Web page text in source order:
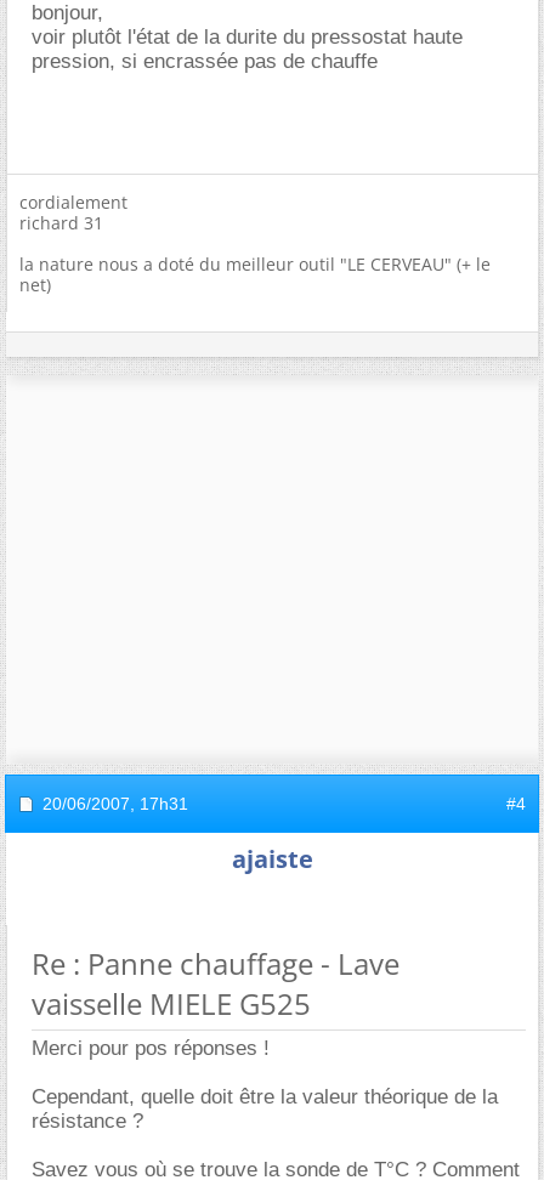
bonjour,
voir plutôt l'état de la durite du pressostat haute
pression, si encrassée pas de chauffe
cordialement
richard 31
la nature nous a doté du meilleur outil "LE CERVEAU" (+ le
net)
20/06/2007, 17h31 #4
ajaiste
Re : Panne chauffage - Lave
vaisselle MIELE G525
Merci pour pos réponses !
Cependant, quelle doit être la valeur théorique de la
résistance ?
Savez vous où se trouve la sonde de T°C ? Comment